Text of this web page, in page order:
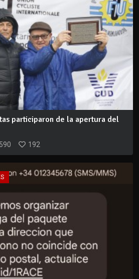
participaron de la apertura del
192